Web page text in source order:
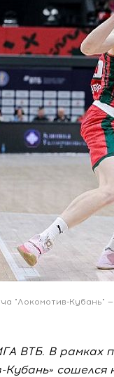
"Локомотив-Кубань"
ВТБ. В рамках
Кубань»